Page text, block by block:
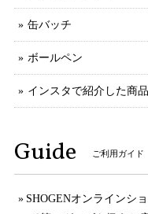
缶バッチ
ボールペン
インスタで紹介した商品
Guide ご利用ガイド
SHOGENオンラインシ